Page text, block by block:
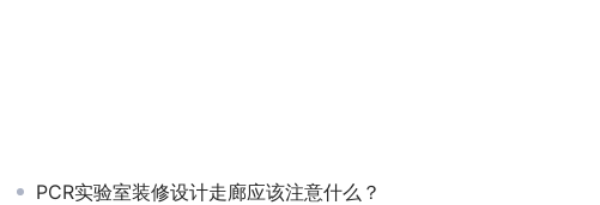
PCR实验室装修设计走廊应该注意什么？